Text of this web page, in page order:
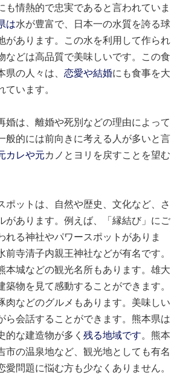
も情熱的で忠実であると言われていま
は水が豊富で、日本一の水質を誇る球
があります。この水を利用して作られ
などは高品質で美味しいです。この食
県の人々は、恋愛や結婚にも食事を大
ています。
婚は、離婚や死別などの理由によって
般的には前向きに考える人が多いと言
カレや元カノとヨリを戻すことを望む
ポットは、自然や歴史、文化など、さ
があります。例えば、「縁結び」にご
れる神社やパワースポットがありま
前寺清子内親王神社などが有名です。
本城などの観光名所もあります。雄大
築物を見て感動することができます。
肉などのグルメもあります。美味しい
ら会話することができます。熊本県は
的な建造物が多く残る地域です。熊本
市の温泉地など、観光地としても有名
愛問題に悩む方も少なくありません。